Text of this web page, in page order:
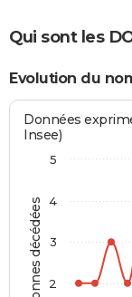
Qui sont les
Evolution du
Personnes décédées
Données
Insee)
2
3
4
5